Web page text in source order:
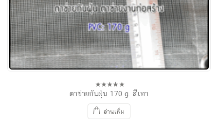
0
out
of
5
ตาข่ายกันฝุ่น 170 g. สีเทา
อ่านเพิ่ม